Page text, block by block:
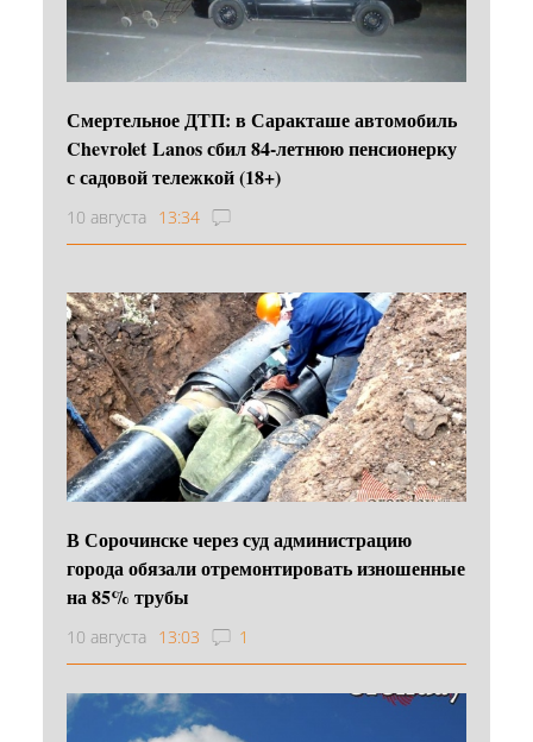
Смертельное ДТП: в Саракташе автомобиль
Chevrolet Lanos сбил 84-летнюю пенсионерку
с садовой тележкой (18+)
10 августа 13:34
В Сорочинске через суд администрацию
города обязали отремонтировать изношенные
на 85% трубы
10 августа 13:03 1